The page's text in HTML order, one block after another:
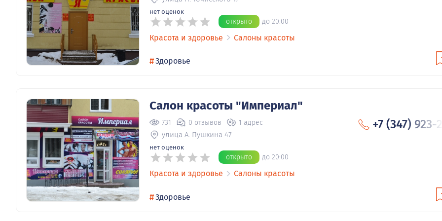
нет оценок
открыто до 20:00
Красота и здоровье Салоны красоты
#Здоровье
Салон красоты "Империал"
731 0 отзывов 1 адрес
улица А. Пушкина 47
нет оценок
открыто до 20:00
+7 (347) 923-
Красота и здоровье Салоны красоты
#Здоровье